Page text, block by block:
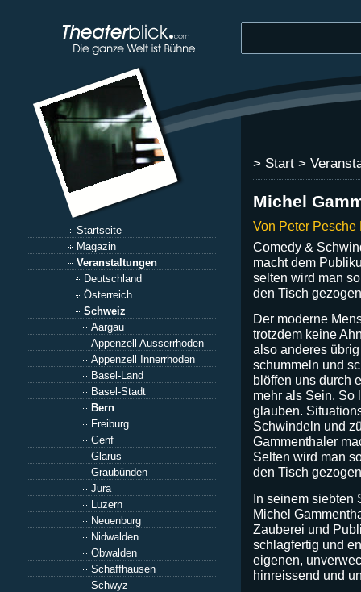
Startseite
Magazin
Veranstaltungen
Deutschland
Österreich
Schweiz
Aargau
Appenzell Ausserrhoden
Appenzell Innerrhoden
Basel-Land
Basel-Stadt
Bern
Freiburg
Genf
Glarus
Graubünden
Jura
Luzern
Neuenburg
Nidwalden
Obwalden
Schaffhausen
Schwyz
> Start >
Michel
Von Peter Pesche
Comedy &
macht dem
selten wird man
den Tisch
Der moderne
trotzdem keine
also anderes
schummeln und
blöffen uns durch
mehr als Sein. So
glauben.
Schwindeln und
Gammenthaler
Selten wird man
den Tisch
In seinem siebten
Michel
Zauberei und
schlagfertig und
eigenen,
hinreissend und